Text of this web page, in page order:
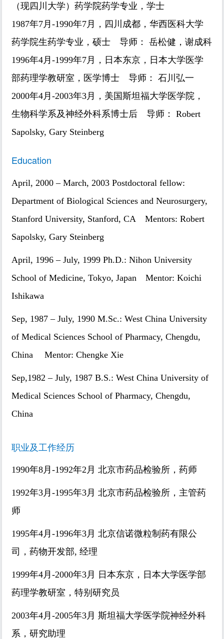
（现四川大学）药学院药学专业，学士
1987年7月-1990年7月，四川成都，华西医科大学
药学院生药学专业，硕士 导师： 岳松健，谢成科
1996年4月-1999年7月，日本东京，日本大学医学
部药理学教研室，医学博士 导师： 石川弘一
2000年4月-2003年3月，美国斯坦福大学医学院，
生物科学系及神经外科系博士后 导师： Robert
Sapolsky, Gary Steinberg
Education
April, 2000 – March, 2003 Postdoctoral fellow:
Department of Biological Sciences and Neurosurgery,
Stanford University, Stanford, CA Mentors: Robert
Sapolsky, Gary Steinberg
April, 1996 – July, 1999 Ph.D.: Nihon University
School of Medicine, Tokyo, Japan Mentor: Koichi
Ishikawa
Sep, 1987 – July, 1990 M.Sc.: West China University
of Medical Sciences School of Pharmacy, Chengdu,
China Mentor: Chengke Xie
Sep,1982 – July, 1987 B.S.: West China University of
Medical Sciences School of Pharmacy, Chengdu,
China
职业及工作经历
1990年8月-1992年2月 北京市药品检验所，药师
1992年3月-1995年3月 北京市药品检验所，主管药
师
1995年4月-1996年3月 北京信诺微粒制药有限公
司，药物开发部, 经理
1999年4月-2000年3月 日本东京，日本大学医学部
药理学教研室，特别研究员
2003年4月-2005年3月 斯坦福大学医学院神经外科
系，研究助理